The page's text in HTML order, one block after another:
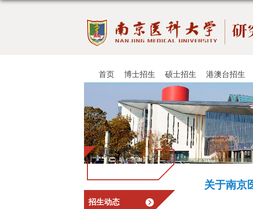
首页 博士招生 硕士招生 港澳台招生
博士招生
招生动态
关于南京